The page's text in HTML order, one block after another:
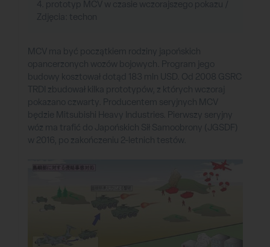
MCV ma być początkiem rodziny japońskich
opancerzonych wozów bojowych. Program jego
budowy kosztował dotąd 183 mln USD. Od 2008 GSRC
TRDI zbudował kilka prototypów, z których wczoraj
pokazano czwarty. Producentem seryjnych MCV
będzie Mitsubishi Heavy Industries. Pierwszy seryjny
wóz ma trafić do Japońskich Sił Samoobrony (JGSDF)
w 2016, po zakończeniu 2-letnich testów.